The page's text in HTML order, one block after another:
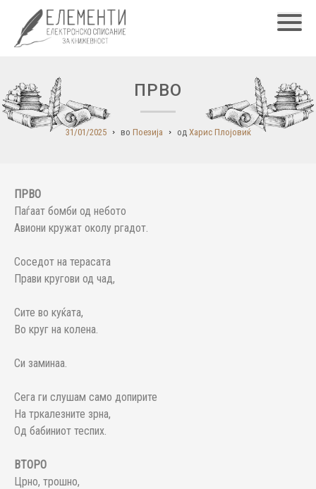
ПРВО
31/01/2025 во Поезија од Харис Плојовиќ
ПРВО
Паѓаат бомби од небото
Авиони кружат околу ргадот.
Соседот на терасата
Прави кругови од чад,
Сите во куќата,
Во круг на колена.
Си заминаа.
Сега ги слушам само допирите
На тркалезните зрна,
Од бабиниот теспих.
ВТОРО
Црно, трошно,